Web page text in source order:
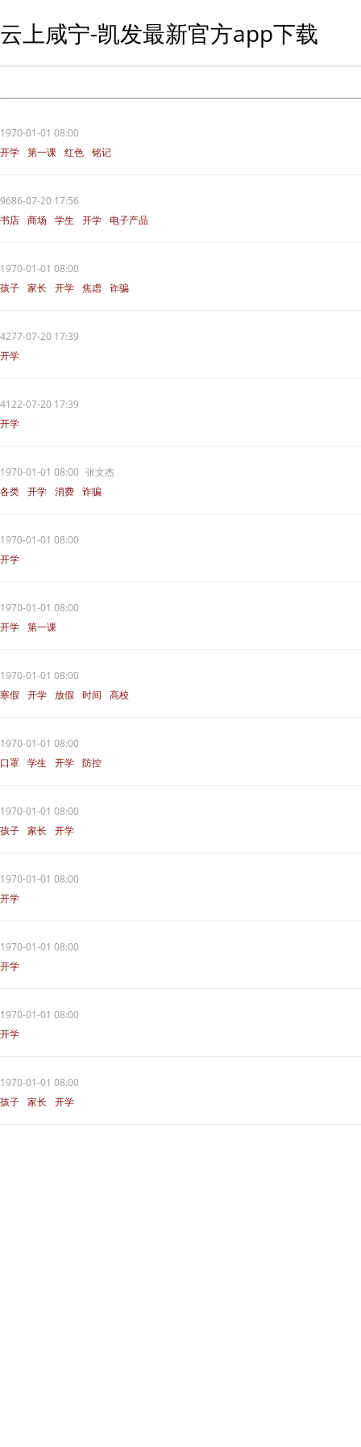
云上咸宁-凯发最新官方app下载
1970-01-01 08:00
开学 第一课 红色 铭记
9686-07-20 17:56
书店 商场 学生 开学 电子产品
1970-01-01 08:00
孩子 家长 开学 焦虑 诈骗
4277-07-20 17:39
开学
4122-07-20 17:39
开学
1970-01-01 08:00 张文杰
各类 开学 消费 诈骗
1970-01-01 08:00
开学
1970-01-01 08:00
开学 第一课
1970-01-01 08:00
寒假
开学 放假 时间 高校
1970-01-01 08:00
口罩 学生 开学 防控
1970-01-01 08:00
孩子 家长 开学
1970-01-01 08:00
开学
1970-01-01 08:00
开学
1970-01-01 08:00
开学
1970-01-01 08:00
孩子 家长 开学